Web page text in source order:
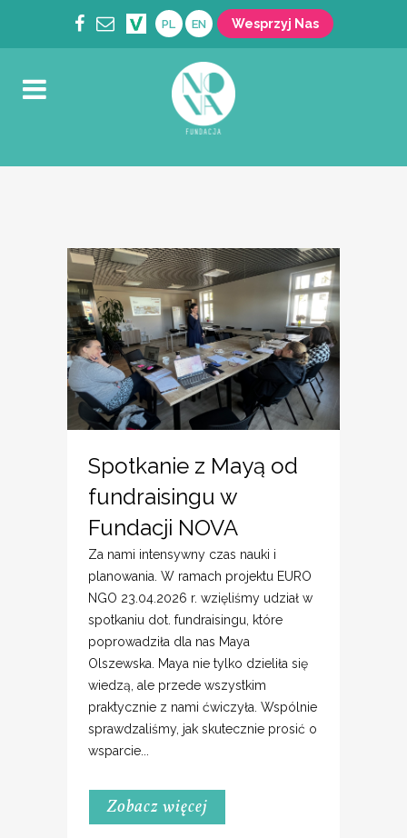
PL EN Wesprzyj Nas
Spotkanie z Mayą od
fundraisingu w
Fundacji NOVA
Za nami intensywny czas nauki i
planowania. W ramach projektu EURO
NGO 23.04.2026 r. wzięliśmy udział w
spotkaniu dot. fundraisingu, które
poprowadziła dla nas Maya
Olszewska. Maya nie tylko dzieliła się
wiedzą, ale przede wszystkim
praktycznie z nami ćwiczyła. Wspólnie
sprawdzaliśmy, jak skutecznie prosić o
wsparcie...
Zobacz więcej